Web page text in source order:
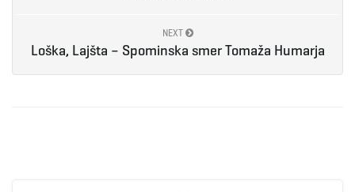
NEXT
Loška, Lajšta – Spominska smer Tomaža Humarja